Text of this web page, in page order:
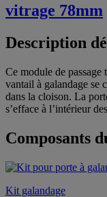
vitrage 78mm
Description
Ce module de
vantail à galandage se
dans la cloison. La
s’efface à l’intérieur
Composants
Kit galandage